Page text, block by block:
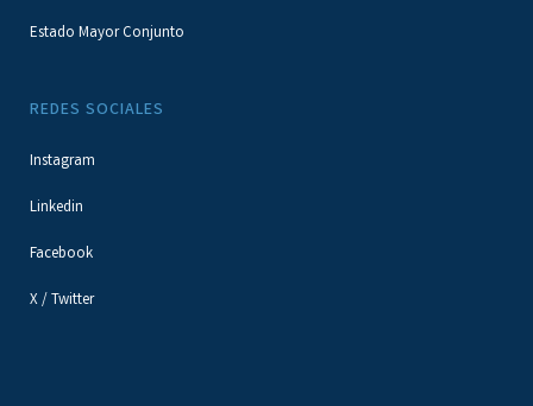
Estado Mayor Conjunto
REDES SOCIALES
Instagram
Linkedin
Facebook
X / Twitter